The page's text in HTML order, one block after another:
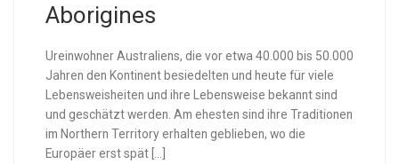
Aborigines
Ureinwohner Australiens, die vor etwa 40.000 bis 50.000
Jahren den Kontinent besiedelten und heute für viele
Lebensweisheiten und ihre Lebensweise bekannt sind
und geschätzt werden. Am ehesten sind ihre Traditionen
im Northern Territory erhalten geblieben, wo die
Europäer erst spät […]